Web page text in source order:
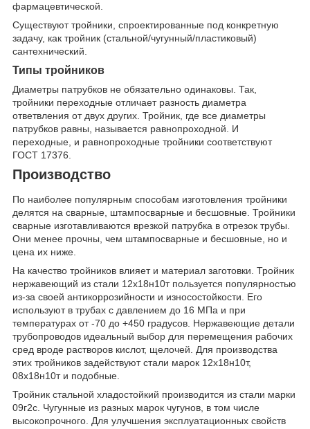
фармацевтической.
Существуют тройники, спроектированные под конкретную
задачу, как тройник (стальной/чугунный/пластиковый)
сантехнический.
Типы тройников
Диаметры патрубков не обязательно одинаковы. Так,
тройники переходные отличает разность диаметра
ответвления от двух других. Тройник, где все диаметры
патрубков равны, называется равнопроходной. И
переходные, и равнопроходные тройники соответствуют
ГОСТ 17376.
Производство
По наиболее популярным способам изготовления тройники
делятся на сварные, штампосварные и бесшовные. Тройники
сварные изготавливаются врезкой патрубка в отрезок трубы.
Они менее прочны, чем штампосварные и бесшовные, но и
цена их ниже.
На качество тройников влияет и материал заготовки. Тройник
нержавеющий из стали 12х18н10т пользуется популярностью
из-за своей антикоррозийности и износостойкости. Его
используют в трубах с давлением до 16 МПа и при
температурах от -70 до +450 градусов. Нержавеющие детали
трубопроводов идеальный выбор для перемещения рабочих
сред вроде растворов кислот, щелочей. Для производства
этих тройников задействуют стали марок 12х18н10т,
08х18н10т и подобные.
Тройник стальной хладостойкий производится из стали марки
09г2с. Чугунные из разных марок чугунов, в том числе
высокопрочного. Для улучшения эксплуатационных свойств